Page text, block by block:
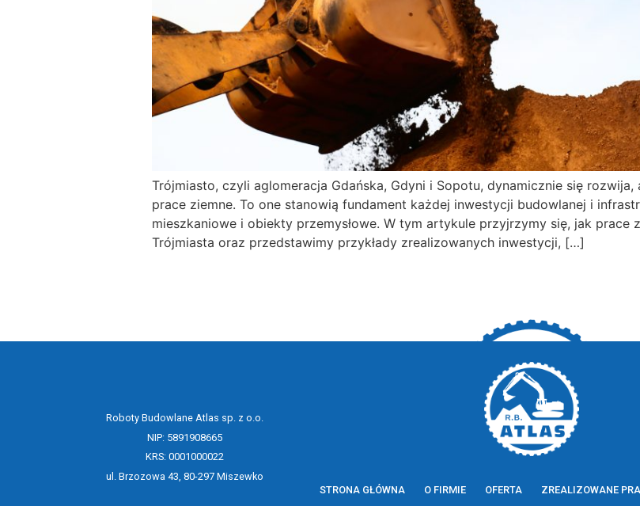
Trójmiasto, czyli aglomeracja Gdańska, Gdyni i Sopotu, dynamicznie się
prace ziemne. To one stanowią fundament każdej inwestycji budowlanej i
mieszkaniowe i obiekty przemysłowe. W tym artykule przyjrzymy się, jak prace
Trójmiasta oraz przedstawimy przykłady zrealizowanych inwestycji, […]
Roboty Budowlane Atlas sp. z o.o.
NIP: 5891908665
KRS: 0001000022
ul. Brzozowa 43, 80-297 Miszewko
STRONA GŁÓWNA
O FIRMIE OFERTA ZREALIZOWANE